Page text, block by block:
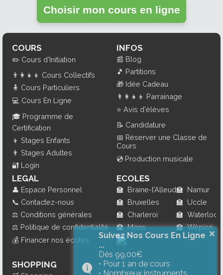
Choisir mon cours en ligne
COURS
✏️ Cours d'Initiation
👨‍👩‍👧‍👦 Cours Collectifs
🧍 Cours Particuliers
💻 Cours En Ligne
🎓 Programme de
Certification
👦 Stages Enfants
👨 Stages Adultes
🔐 Login
INFOS
📰 Blog
🎵 Partitions
🎁 Idée Cadeau
👨‍👩‍👧‍👦 Parrainage
⭐ Avis d'élèves
📝 Candidature
📅 Réserver une Classe de
Cours
💿 Production musicale
LEGAL
👤 Espace Personnel
📞 Contactez-nous
⚖️ Conditions générales
⚖️ Politique de confidentialité
💰 Financer nos écoles
SHOPPING
ECOLES
🏫 Braine-l’Alleud
🏫 Bruxelles
🏫 Charleroi
🏫 Mons
🏫 Namur
🏫 Uccle
🏫 Waterloo
🏫 Wépion
×
Suivez Nos Cours En Ligne
...
Dès 99,00€
• Pour 1 an de cours